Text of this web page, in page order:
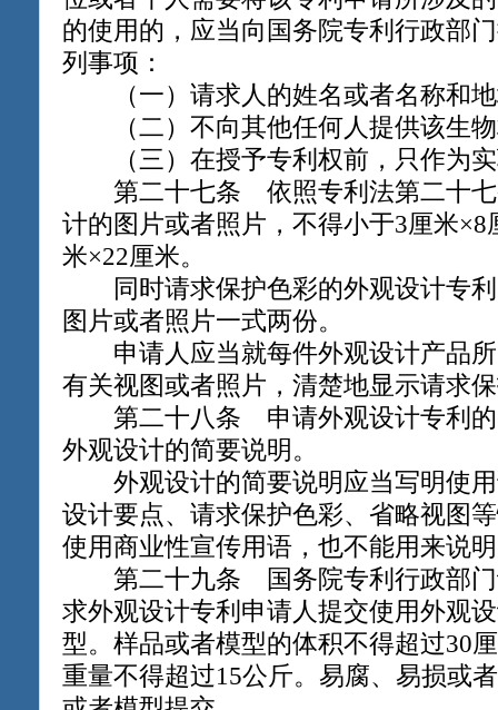
的使用的，应当向国务院专利行政部
列事项：
（一）请求人的姓名或者名称和
（二）不向其他任何人提供该生物
（三）在授予专利权前，只作为实
第二十七条 依照专利法第二十七
计的图片或者照片，不得小于3厘米×8
米×22厘米。
同时请求保护色彩的外观设计专利
图片或者照片一式两份。
申请人应当就每件外观设计产品所
有关视图或者照片，清楚地显示请求
第二十八条 申请外观设计专利的
外观设计的简要说明。
外观设计的简要说明应当写明使用
设计要点、请求保护色彩、省略视图
使用商业性宣传用语，也不能用来说
第二十九条 国务院专利行政部门
求外观设计专利申请人提交使用外观
型。样品或者模型的体积不得超过30
重量不得超过15公斤。易腐、易损或